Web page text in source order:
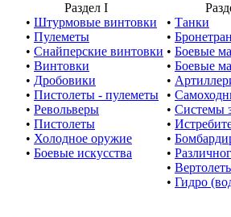
Раздел I
• Штурмовые винтовки
• Пулеметы
• Снайперские винтовки
• Винтовки
• Дробовики
• Пистолеты - пулеметы
• Револьверы
• Пистолеты
• Холодное оружие
• Боевые искусства
• Танки
•
• Боевые
• Боевые
•
•
• Системы
•
•
•
•
• Гидро